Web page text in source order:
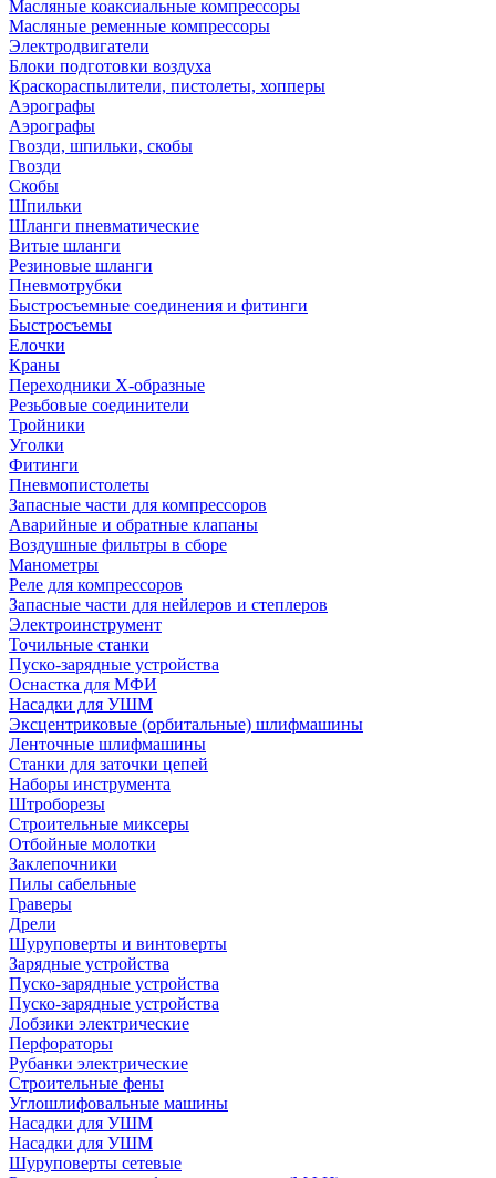
Масляные коаксиальные компрессоры
Масляные ременные компрессоры
Электродвигатели
Блоки подготовки воздуха
Краскораспылители, пистолеты, хопперы
Аэрографы
Аэрографы
Гвозди, шпильки, скобы
Гвозди
Скобы
Шпильки
Шланги пневматические
Витые шланги
Резиновые шланги
Пневмотрубки
Быстросъемные соединения и фитинги
Быстросъемы
Елочки
Краны
Переходники Х-образные
Резьбовые соединители
Тройники
Уголки
Фитинги
Пневмопистолеты
Запасные части для компрессоров
Аварийные и обратные клапаны
Воздушные фильтры в сборе
Манометры
Реле для компрессоров
Запасные части для нейлеров и степлеров
Электроинструмент
Точильные станки
Пуско-зарядные устройства
Оснастка для МФИ
Насадки для УШМ
Эксцентриковые (орбитальные) шлифмашины
Ленточные шлифмашины
Станки для заточки цепей
Наборы инструмента
Штроборезы
Строительные миксеры
Отбойные молотки
Заклепочники
Пилы сабельные
Граверы
Дрели
Шуруповерты и винтоверты
Зарядные устройства
Пуско-зарядные устройства
Пуско-зарядные устройства
Лобзики электрические
Перфораторы
Рубанки электрические
Строительные фены
Углошлифовальные машины
Насадки для УШМ
Насадки для УШМ
Шуруповерты сетевые